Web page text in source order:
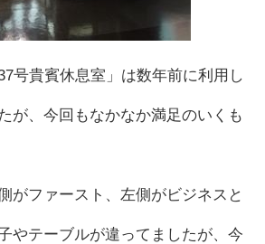
号貴賓休息室」は数年前に利用し
が、今回もなかなか満足のいくも
がファースト、左側がビジネスと
やテーブルが違ってましたが、今